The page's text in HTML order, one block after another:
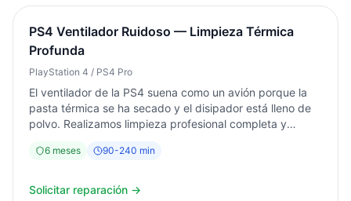
PS4 Ventilador Ruidoso — Limpieza Térmica
Profunda
PlayStation 4 / PS4 Pro
El ventilador de la PS4 suena como un avión porque la
pasta térmica se ha secado y el disipador está lleno de
polvo. Realizamos limpieza profesional completa y
Servicio en el mismo día. Diagnóstico gratuito. Garantía 6
6 meses 90-240 min
Solicitar reparación →